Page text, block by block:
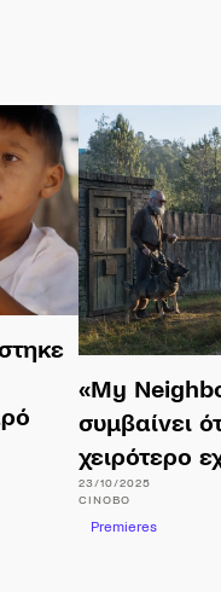
«My
συμβαίνει
χειρότερο
23/10/2025
CINOBO
Premieres